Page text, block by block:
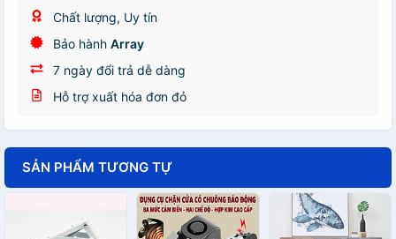
Chất lượng, Uy tín
Bảo hành Array
7 ngày đổi trả dễ dàng
Hỗ trợ xuất hóa đơn đỏ
SẢN PHẨM TƯƠNG TỰ